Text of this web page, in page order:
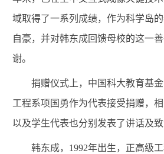
域取得了一系列成绩，作为科学岛
自豪，并对韩东成回馈母校的这一
谢。
捐赠仪式上，中国科大教育基
工程系项国勇作为代表接受捐赠，
以及学生代表也分别发表了讲话及致
韩东成，1992年出生，正高级